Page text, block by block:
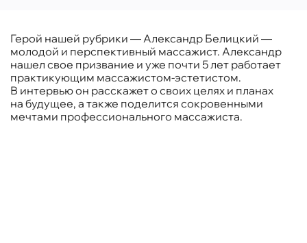
Герой нашей рубрики — Александр Белицкий —
молодой и перспективный массажист. Александр
нашел свое призвание и уже почти 5 лет работает
практикующим массажистом-эстетистом.
В интервью он расскажет о своих целях и планах
на будущее, а также поделится сокровенными
мечтами профессионального массажиста.